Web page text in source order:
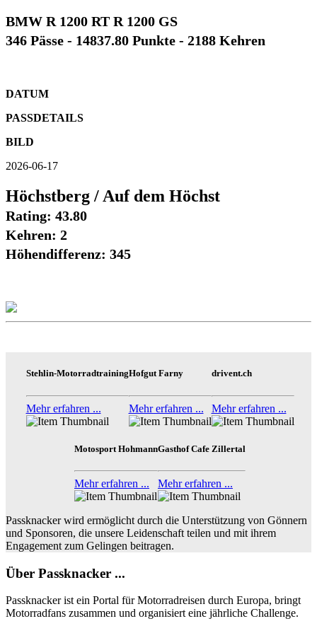
BMW R 1200 RT R 1200 GS
346 Pässe - 14837.80 Punkte - 2188 Kehren
DATUM
PASSDETAILS
BILD
2026-06-17
Höchstberg / Auf dem Höchst
Rating: 43.80
Kehren: 2
Höhendifferenz: 345
Stehlin-Motorradtraining
Mehr erfahren ...
Hofgut Farny
Mehr erfahren ...
drivent.ch
Mehr erfahren ...
Motosport Hohmann
Mehr erfahren ...
Gasthof Cafe Zillertal
Mehr erfahren ...
Passknacker wird ermöglicht durch die Unterstützung von Gönnern
und Sponsoren, die unsere Leidenschaft teilen und mit ihrem
Engagement zum Gelingen beitragen.
Über Passknacker ...
Passknacker ist ein Portal für Motorradreisen durch Europa, bringt
Motorradfans zusammen und organisiert eine jährliche Challenge.